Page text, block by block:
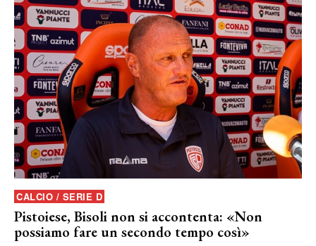
CALCIO / SERIE D
Pistoiese, Bisoli non si accontenta: «Non
possiamo fare un secondo tempo così»